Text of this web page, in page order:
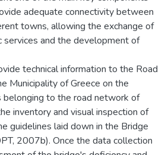
adequate connectivity between
towns, allowing the exchange of
services and the development of
technical information to the Road
Municipality of Greece on the
to the road network of
inventory and visual inspection of
guidelines laid down in the Bridge
2007b). Once the data collection